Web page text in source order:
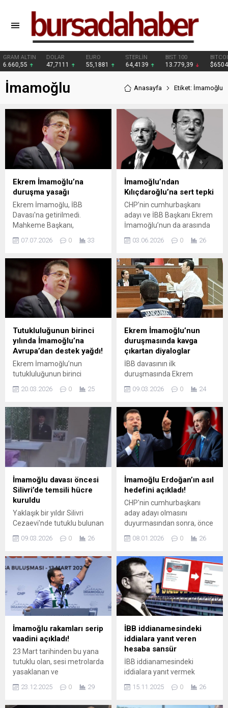
DOLAR
47,7111
EURO
55,1881
STERLİN
64,4139
BIST 100
13.779,39
BITCOIN
$65041
İmamoğlu Anasayfa Etiket: İmamoğlu
Ekrem İmamoğlu’na
duruşma yasağı
Ekrem İmamoğlu, İBB
Davası'na getirilmedi.
Mahkeme Başkanı,
duruşma salonuna
verdik” dedi. İmamoğlu'nun
avukatı Tora Pekin,
"Müvekkilimizin duruşmayı
izleme hakkı vardır" diyerek
karara tepki gösterdi.
07.07.2026 0 33
İmamoğlu’ndan
Kılıçdaroğlu’na sert tepki
CHP’nin cumhurbaşkanı
adayı ve İBB Başkanı Ekrem
İmamoğlu’nun da arasında
yargılandığı 414 sanıklı İBB
Silivri’de devam
ediyor.İmamoğlu
duruşmaya verilen arada
Kemal Kılıçdaroğlu'na tepki
gösterdi.
03.06.2026 0 26
Tutukluluğunun birinci
yılında İmamoğlu’na
Avrupa’dan destek yağdı!
Ekrem İmamoğlu’nun
tutukluluğunun birinci
peş peşe dayanışma ve
Almanya’daki SPD
yöneticilerinden Fransa
Dışişleri Sözcüsü’ne, Avrupa
Parlamentosu üyelerinden
Avrupa’daki siyasi parti
gruplarına kadar birçok isim
ve kurum, hukukun
üstünlüğü, adil yargılanma,
siyasi çoğulculuk ve
baskıların sona ermesi için’’
çağrıda bulundu.
20.03.2026 0 25
Ekrem İmamoğlu’nun
duruşmasında kavga
çıkartan diyaloglar
İBB davasının ilk
duruşmasında Ekrem
başkanı arasında tartışma
09.03.2026 0 24
İmamoğlu davası öncesi
Silivri’de temsili hücre
kuruldu
Yaklaşık bir yıldır Silivri
Cezaevi'nde tutuklu bulunan
Belediye Başkanı ce
Ekrem İmamoğlu’nun bugün
görülecek davası öncesinde,
Silivri'deki Dayanışma
Evi'nde dikkat çeken bir
hazırlık yapıldı.
İmamoğlu'nun ...
09.03.2026 0 26
İmamoğlu Erdoğan’ın asıl
hedefini açıkladı!
CHP'nin cumhurbaşkanı
aday adayı olmasını
duyurmasından sonra, önce
edilen Ekrem İmamoğlu,
İstanbul Cumhuriyet
Başsavcılığı'nın yürüttüğü
soruşturma kapsamında
gözaltına alınıp 23 Mart
tarihinde ...
08.01.2026 0 26
İmamoğlu rakamları serip
vaadini açıkladı!
23 Mart tarihinden bu yana
tutuklu olan, sesi metrolarda
yasaklanan ve
fotoğraflarının megakentte
asılmasının yasaklandığı ve
23.12.2025 0 29
İBB iddianamesindeki
iddialara yanıt veren
hesaba sansür
İBB iddianamesindeki
iddialara yanıt vermek
amacıyla kurulan “İstanbul
İddianamesi” adlı X
15.11.2025 0 26